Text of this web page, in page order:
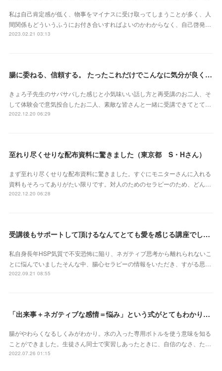
私は自己肯定感が低く、物事をマイナスに受け取ってしまうことが多く、人
間関係もどういうふうにお付き合いすればよいのかわからなく、自己啓発…
2023.02.21 03:13
腸に委ねる、信頼する。 たったこれだけでこんなに気分が良くなれるなんて本当にスゴイ‼︎（東京都 會澤亜紀さん）
きょろ子先生のサバサバした感じと小気味いい話し方と再受講のお二人、そ
して体験会で意気投合したお二人、素敵な皆さんと一緒に受講できてとて…
2022.12.20 06:29
至れり尽くせりな配布資料に驚きました（東京都 S・Hさん）
まず至れり尽くせりな配布資料に驚きました。すぐにモニターさんに入れる
資料もそろってありがたい限りです。対人のためのセラピーのため、どん…
2022.12.20 06:28
受講後もサポートして頂けるなんてとても愛を感じる講座でした（北海道 原田いずみさん）
私自身長年HSP気質で不安恐怖に陥り、ネガティブ思考から離れられないこ
とに悩んでいましたそんな中、腸心セラピーの情報をいただき、すがる思…
2022.09.21 08:55
「出来事＋ネガティブな感情＝悩み」という式がとてもわかりやすかったです（埼玉県 S・Eさん）
腸がやわらくなるしくみがわかり。水の入った専用ボトルを使う意味を知る
ことができました。生徒さん同士で実習しあったときに、自信のなさ、た…
2022.07.26 01:15